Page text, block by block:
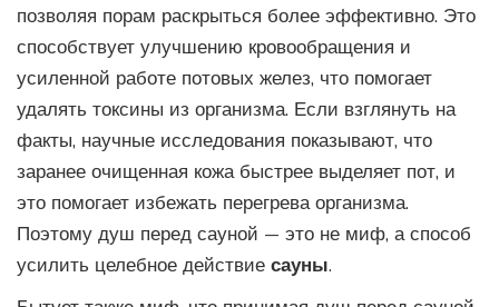
позволяя порам раскрыться более эффективно. Это
способствует улучшению кровообращения и
усиленной работе потовых желез, что помогает
удалять токсины из организма. Если взглянуть на
факты, научные исследования показывают, что
заранее очищенная кожа быстрее выделяет пот, и
это помогает избежать перегрева организма.
Поэтому душ перед сауной — это не миф, а способ
усилить целебное действие сауны.